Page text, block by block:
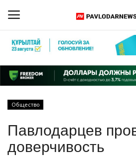
Главная
ПАВЛОДАРСКАЯ ОБЛАСТЬ
Общество
Павлодарцев
доверчивость